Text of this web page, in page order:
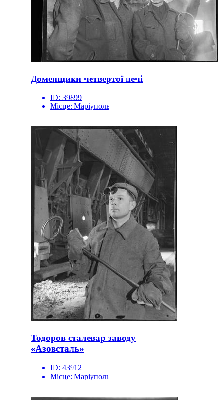
Доменщики четвертої печі
ID: 39899
Місце: Маріуполь
Тодоров сталевар заводу
«Азовсталь»
ID: 43912
Місце: Маріуполь